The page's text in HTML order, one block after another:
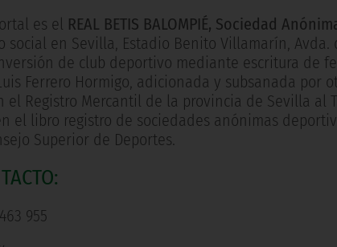
es el REAL BETIS BALOMPIÉ, Sociedad
en Sevilla, Estadio Benito Villamarín, Avda.
de club deportivo mediante escritura de
Ferrero Hormigo, adicionada y subsanada por
Registro Mercantil de la provincia de Sevilla al
el libro registro de sociedades anónimas
Superior de Deportes.
955